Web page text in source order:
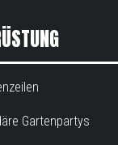
Gartenpartys